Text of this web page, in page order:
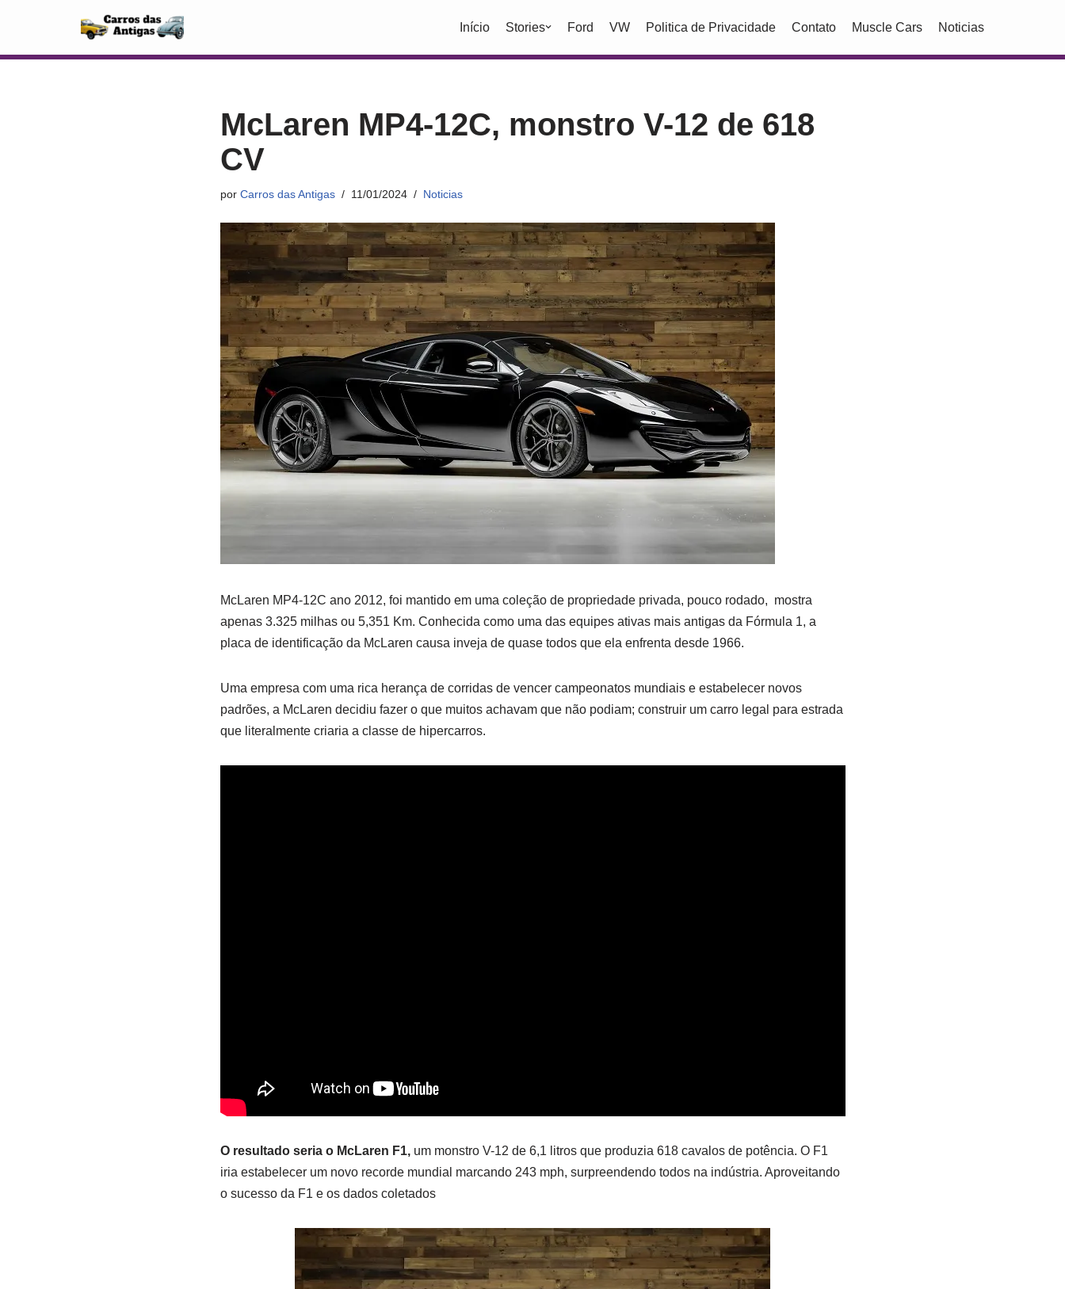
Início Stories Ford VW Politica de Privacidade Contato Muscle Cars Noticias
McLaren MP4-12C, monstro V-12 de 618
CV
por Carros das Antigas 11/01/2024 Noticias
McLaren MP4-12C ano 2012, foi mantido em uma coleção de propriedade privada, pouco rodado, mostra
apenas 3.325 milhas ou 5,351 Km. Conhecida como uma das equipes ativas mais antigas da Fórmula 1, a
placa de identificação da McLaren causa inveja de quase todos que ela enfrenta desde 1966.
Uma empresa com uma rica herança de corridas de vencer campeonatos mundiais e estabelecer novos
padrões, a McLaren decidiu fazer o que muitos achavam que não podiam; construir um carro legal para estrada
que literalmente criaria a classe de hipercarros.
O resultado seria o McLaren F1,um monstro V-12 de 6,1 litros que produzia 618 cavalos de potência. O F1
iria estabelecer um novo recorde mundial marcando 243 mph, surpreendendo todos na indústria. Aproveitando
o sucesso da F1 e os dados coletados